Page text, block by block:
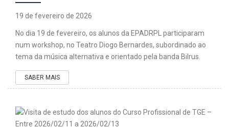
19 de fevereiro de 2026
No dia 19 de fevereiro, os alunos da EPADRPL participaram
num workshop, no Teatro Diogo Bernardes, subordinado ao
tema da música alternativa e orientado pela banda Bilrus.
SABER MAIS